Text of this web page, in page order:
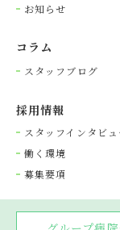
お知らせ
コラム
スタッフブログ
採⽤情報
スタッフインタビュ
働く環境
募集要項
Copyright ©